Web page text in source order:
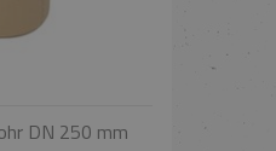
DN 250 mm